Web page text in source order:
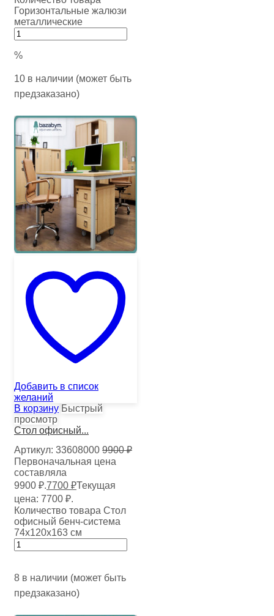
Горизонтальные жалюзи
металлические
%
10 в наличии (может быть
предзаказано)
Добавить в список
желаний
В корзину Быстрый
просмотр
Стол офисный...
Артикул: 33608000 9900₽
Первоначальная цена
составляла
9900 ₽.7700 ₽Текущая
цена: 7700 ₽.
Количество товара Стол
офисный бенч-система
74х120х163 см
8 в наличии (может быть
предзаказано)